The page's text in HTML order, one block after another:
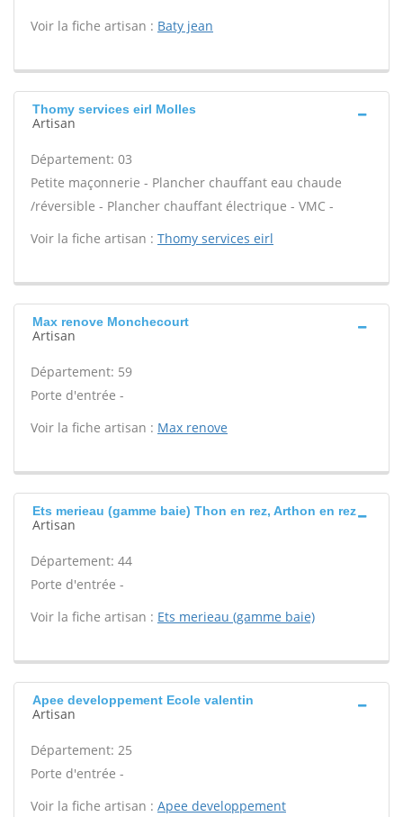
Voir la fiche artisan : Baty jean
Thomy services eirl Molles
Artisan
Département: 03
Petite maçonnerie - Plancher chauffant eau chaude
/réversible - Plancher chauffant électrique - VMC -
Voir la fiche artisan : Thomy services eirl
Max renove Monchecourt
Artisan
Département: 59
Porte d'entrée -
Voir la fiche artisan : Max renove
Ets merieau (gamme baie) Thon en rez, Arthon en rez
Artisan
Département: 44
Porte d'entrée -
Voir la fiche artisan : Ets merieau (gamme baie)
Apee developpement Ecole valentin
Artisan
Département: 25
Porte d'entrée -
Voir la fiche artisan : Apee developpement